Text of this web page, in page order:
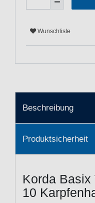
Wunschliste
Beschreibung
Produktsicherheit
Korda
10